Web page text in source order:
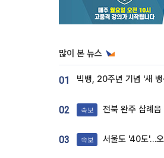
많이 본 뉴스
01
02 속보 전북 완주 삼례
03 속보 서울도 '40도'…오